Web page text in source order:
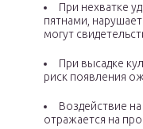
При нехватке
пятнами,
могут
При высадке
риск появления
Воздействие
отражается на